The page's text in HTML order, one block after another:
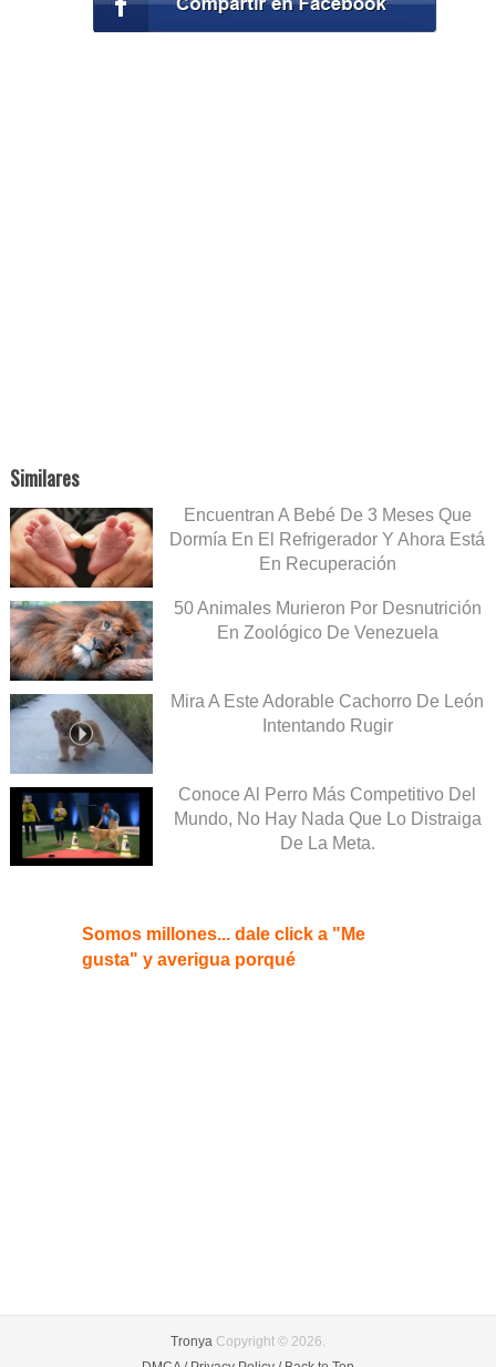
Similares
Encuentran A Bebé De 3 Meses Que
Dormía En El Refrigerador Y Ahora Está
En Recuperación
50 Animales Murieron Por Desnutrición
En Zoológico De Venezuela
Mira A Este Adorable Cachorro De León
Intentando Rugir
Conoce Al Perro Más Competitivo Del
Mundo, No Hay Nada Que Lo Distraiga
De La Meta.
Somos millones... dale click a "Me
gusta" y averigua porqué
TronyaCopyright © 2026.